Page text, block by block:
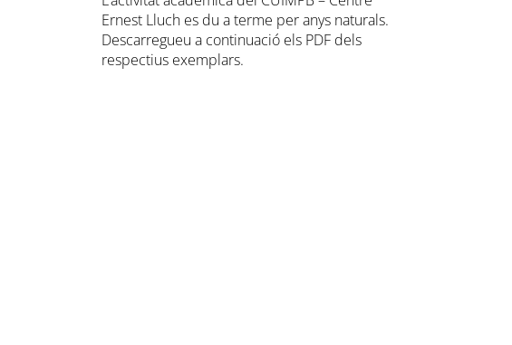
Ernest Lluch es du a terme per anys naturals.
Descarregueu a continuació els PDF dels
respectius exemplars.